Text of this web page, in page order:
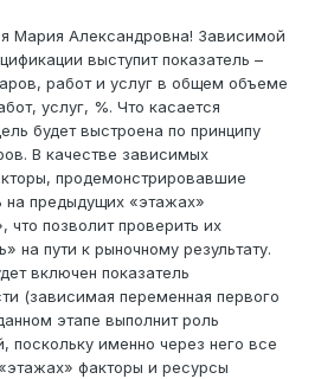
Мария Александровна! Зависимой
выступит показатель –
работ и услуг в общем объеме
услуг, %. Что касается
будет выстроена по принципу
В качестве зависимых
продемонстрировавшие
предыдущих «этажах»
что позволит проверить их
на пути к рыночному результату.
включен показатель
(зависимая переменная первого
этапе выполнит роль
поскольку именно через него все
факторы и ресурсы